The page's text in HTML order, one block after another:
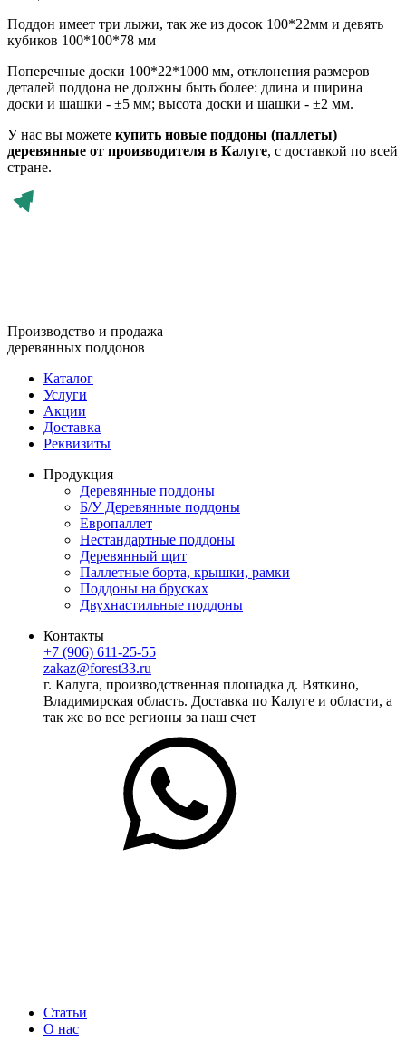
Поддон имеет три лыжи, так же из досок 100*22мм и девять
кубиков 100*100*78 мм
Поперечные доски 100*22*1000 мм, отклонения размеров
деталей поддона не должны быть более: длина и ширина
доски и шашки - ±5 мм; высота доски и шашки - ±2 мм.
У нас вы можете купить новые поддоны (паллеты)
деревянные от производителя в Калуге, с доставкой по всей
стране.
Производство и продажа
деревянных поддонов
Каталог
Услуги
Акции
Доставка
Реквизиты
Продукция
Деревянные поддоны
Б/У Деревянные поддоны
Европаллет
Нестандартные поддоны
Деревянный щит
Паллетные борта, крышки, рамки
Поддоны на брусках
Двухнастильные поддоны
Контакты
+7 (906) 611-25-55
zakaz@forest33.ru
г. Калуга, производственная площадка д. Вяткино,
Владимирская область. Доставка по Калуге и области, а
так же во все регионы за наш счет
Статьи
О нас